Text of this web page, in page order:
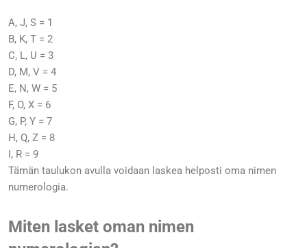
A, J, S = 1
B, K, T = 2
C, L, U = 3
D, M, V = 4
E, N, W = 5
F, O, X = 6
G, P, Y = 7
H, Q, Z = 8
I, R = 9
Tämän taulukon avulla voidaan laskea helposti oma nimen
numerologia.
Miten lasket oman nimen